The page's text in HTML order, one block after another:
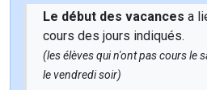
Le début des vacances a
cours des jours indiqués.
(les élèves qui n'ont pas cours le
le vendredi soir)